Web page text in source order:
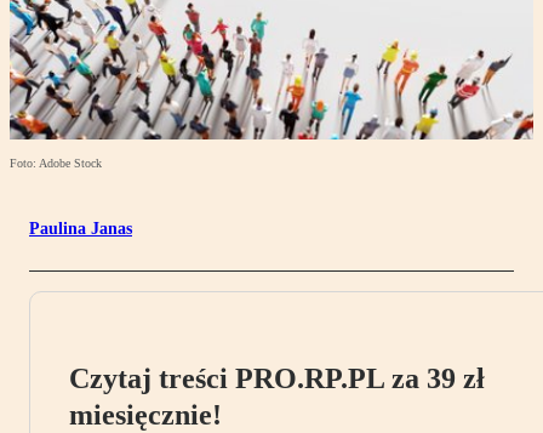
Foto: Adobe Stock
Paulina Janas
Czytaj treści PRO.RP.PL za 39 zł
miesięcznie!